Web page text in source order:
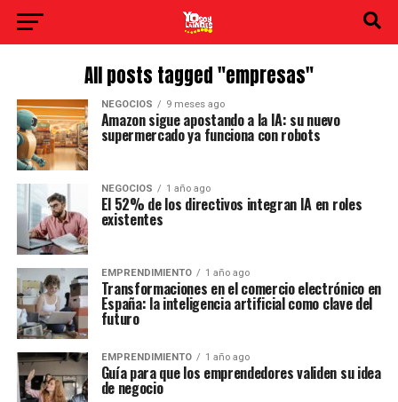
All posts tagged "empresas"
NEGOCIOS 9 meses ago
Amazon sigue apostando a la IA: su nuevo
supermercado ya funciona con robots
NEGOCIOS 1 año ago
El 52% de los directivos integran IA en roles
existentes
EMPRENDIMIENTO 1 año ago
Transformaciones en el comercio electrónico en
España: la inteligencia artificial como clave del
futuro
EMPRENDIMIENTO 1 año ago
Guía para que los emprendedores validen su idea
de negocio